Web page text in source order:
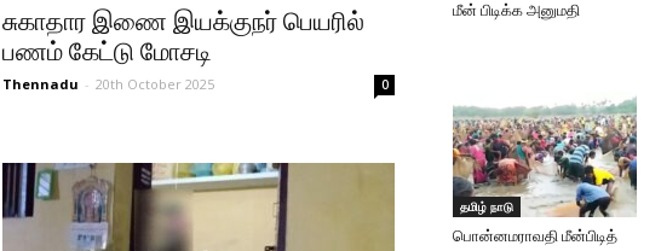
சுகாதார இணை இயக்குநர் பெயரில்
பணம் கேட்டு மோசடி
Thennadu - 20th October 2025 0
மீன் பிடிக்க அனுமதி
தமிழ் நாடு
பொன்னமராவதி மீன்பிடித்